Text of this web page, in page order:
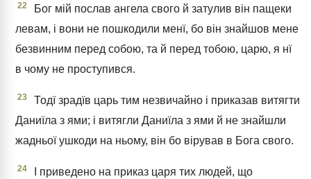
22
Бог мій послав ангела свого й затулив він пащеки
левам, і вони не пошкодили менї, бо він знайшов мене
безвинним перед собою, та й перед тобою, царю, я нї
в чому не проступився.
23
Тодї зрадїв царь тим незвичайно і приказав витягти
Даниїла з ями; і витягли Даниїла з ями й не знайшли
жадньої ушкоди на ньому, він бо вірував в Бога свого.
24
І приведено на приказ царя тих людей, що